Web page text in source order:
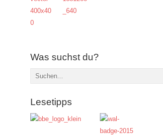
Was suchst du?
Lesetipps